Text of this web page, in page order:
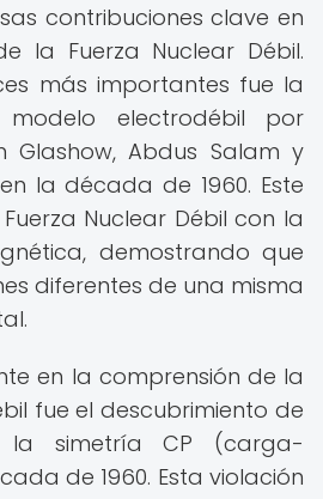
contribuciones clave en
la Fuerza Nuclear Débil.
más importantes fue la
electrodébil por
Glashow, Abdus Salam y
la década de 1960. Este
Nuclear Débil con la
demostrando que
diferentes de una misma
en la comprensión de la
fue el descubrimiento de
simetría CP (carga-
de 1960. Esta violación